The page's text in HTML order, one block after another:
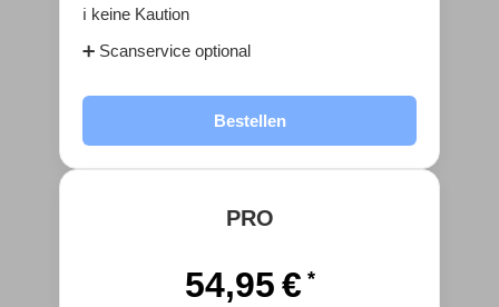
ℹ️ keine Kaution
➕ Scanservice optional
Bestellen
PRO
54,95 €